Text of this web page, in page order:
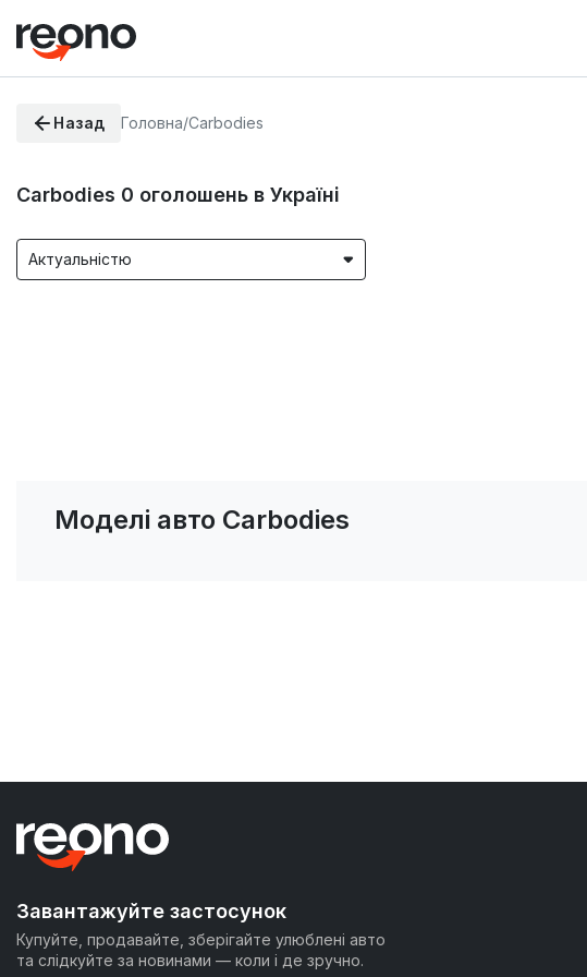
Назад Головна/Carbodies
Carbodies 0 оголошень в Україні
Актуальністю
Моделі авто Carbodies
Завантажуйте застосунок
Купуйте, продавайте, зберігайте улюблені авто
та слідкуйте за новинами — коли і де зручно.